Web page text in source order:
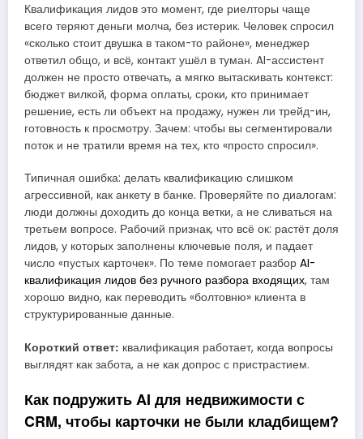
Квалификация лидов это момент, где риелторы чаще
всего теряют деньги молча, без истерик. Человек спросил
«сколько стоит двушка в таком-то районе», менеджер
ответил общо, и всё, контакт ушёл в туман. AI-ассистент
должен не просто отвечать, а мягко вытаскивать контекст:
бюджет вилкой, форма оплаты, сроки, кто принимает
решение, есть ли объект на продажу, нужен ли трейд-ин,
готовность к просмотру. Зачем: чтобы вы сегментировали
поток и не тратили время на тех, кто «просто спросил».
Типичная ошибка: делать квалификацию слишком
агрессивной, как анкету в банке. Проверяйте по диалогам:
люди должны доходить до конца ветки, а не сливаться на
третьем вопросе. Рабочий признак, что всё ок: растёт доля
лидов, у которых заполнены ключевые поля, и падает
число «пустых карточек». По теме помогает разбор AI-
квалификация лидов без ручного разбора входящих, там
хорошо видно, как переводить «болтовню» клиента в
структурированные данные.
Короткий ответ: квалификация работает, когда вопросы
выглядят как забота, а не как допрос с пристрастием.
Как подружить AI для недвижимости с
CRM, чтобы карточки не были кладбищем?